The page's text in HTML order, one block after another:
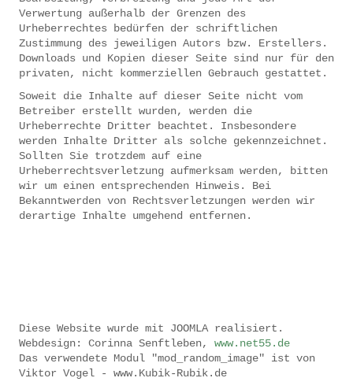
Verwertung außerhalb der Grenzen des
Urheberrechtes bedürfen der schriftlichen
Zustimmung des jeweiligen Autors bzw. Erstellers.
Downloads und Kopien dieser Seite sind nur für den
privaten, nicht kommerziellen Gebrauch gestattet.
Soweit die Inhalte auf dieser Seite nicht vom
Betreiber erstellt wurden, werden die
Urheberrechte Dritter beachtet. Insbesondere
werden Inhalte Dritter als solche gekennzeichnet.
Sollten Sie trotzdem auf eine
Urheberrechtsverletzung aufmerksam werden, bitten
wir um einen entsprechenden Hinweis. Bei
Bekanntwerden von Rechtsverletzungen werden wir
derartige Inhalte umgehend entfernen.
Diese Website wurde mit JOOMLA realisiert.
Webdesign: Corinna Senftleben, www.net55.de
Das verwendete Modul "mod_random_image" ist von
Viktor Vogel - www.Kubik-Rubik.de